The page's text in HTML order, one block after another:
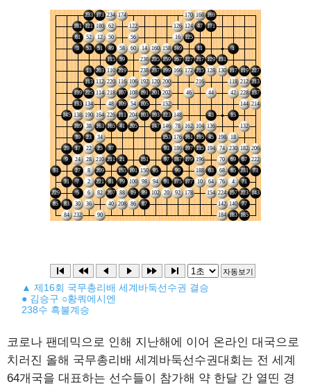
▲ 제16회 국무총리배 세계바둑선수권 결승
● 김승구 ○황쿼에시엔
238수 흑불계승
코로나 팬데믹으로 인해 지난해에 이어 온라인 대국으로
치러진 올해 국무총리배 세계바둑선수권대회는 전 세계
64개국을 대표하는 선수들이 참가해 약 한달 간 열띤 경